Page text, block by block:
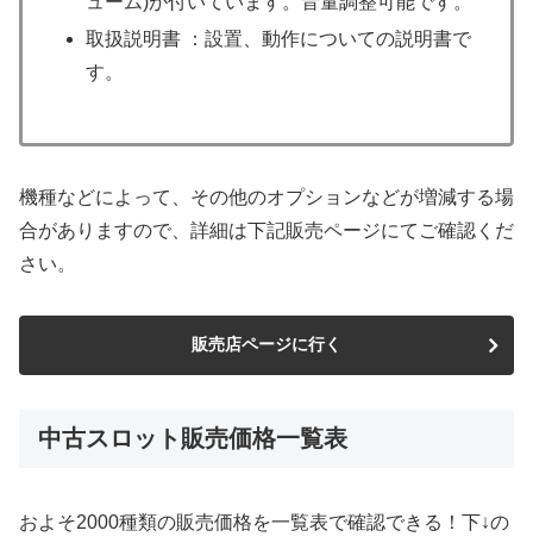
取扱説明書 ：設置、動作についての説明書で
す。
機種などによって、その他のオプションなどが増減する場
合がありますので、詳細は下記販売ページにてご確認くだ
さい。
販売店ページに行く
中古スロット販売価格一覧表
およそ2000種類の販売価格を一覧表で確認できる！下↓の